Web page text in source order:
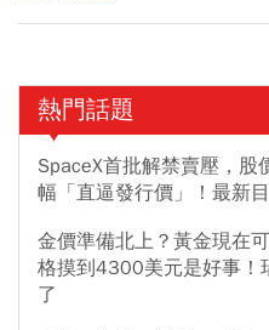
熱門話題
SpaceX首批解禁賣壓，股
幅「直逼發行價」！最新
金價準備北上？黃金現在
格摸到4300美元是好事
了